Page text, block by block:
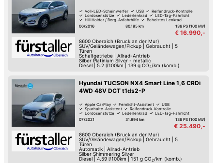
Voll-LED-Scheinwerfer USB
Reifendruck-Kontrolle
Lordosenstütze
Lederlenkrad
LED-Tag-Fahrlicht
Hill Holder / Berg-Anfahrhilfe
Beheiztes Lenkrad
06/2016
80.195 km 136 PS (100 kW)
€ 16.990,-
8600 Oberaich (Bruck an der Mur)
SUV/Geländewagen/Pickup| Gebraucht
5
Türen
Schaltgetriebe| Allrad-Antrieb
Silber Platinium Silver - metallic
Diesel
5.2 l/100km 139 g CO2 /km (komb.)
Hyundai TUCSON NX4 Smart Line 1,6 CRDi
4WD 48V DCT t1ds2-P
Apple CarPlay Fernlicht-Assistent
USB
Spurhalte-Assistent
Reifendruck-Kontrolle
Lordosenstütze
Lederlenkrad
LED-Tag-Fahrlicht
07/2021
31.894 km 136 PS (100 kW)
€ 25.490,-
8600 Oberaich (Bruck an der Mur)
SUV/Geländewagen/Pickup| Gebraucht
5
Türen
Automatik| Allrad-Antrieb
Silber Shimmering Silver
Diesel
4.59 l/100km 151 g CO2 /km (komb.)